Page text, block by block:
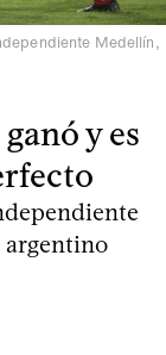
Medellín,
y es